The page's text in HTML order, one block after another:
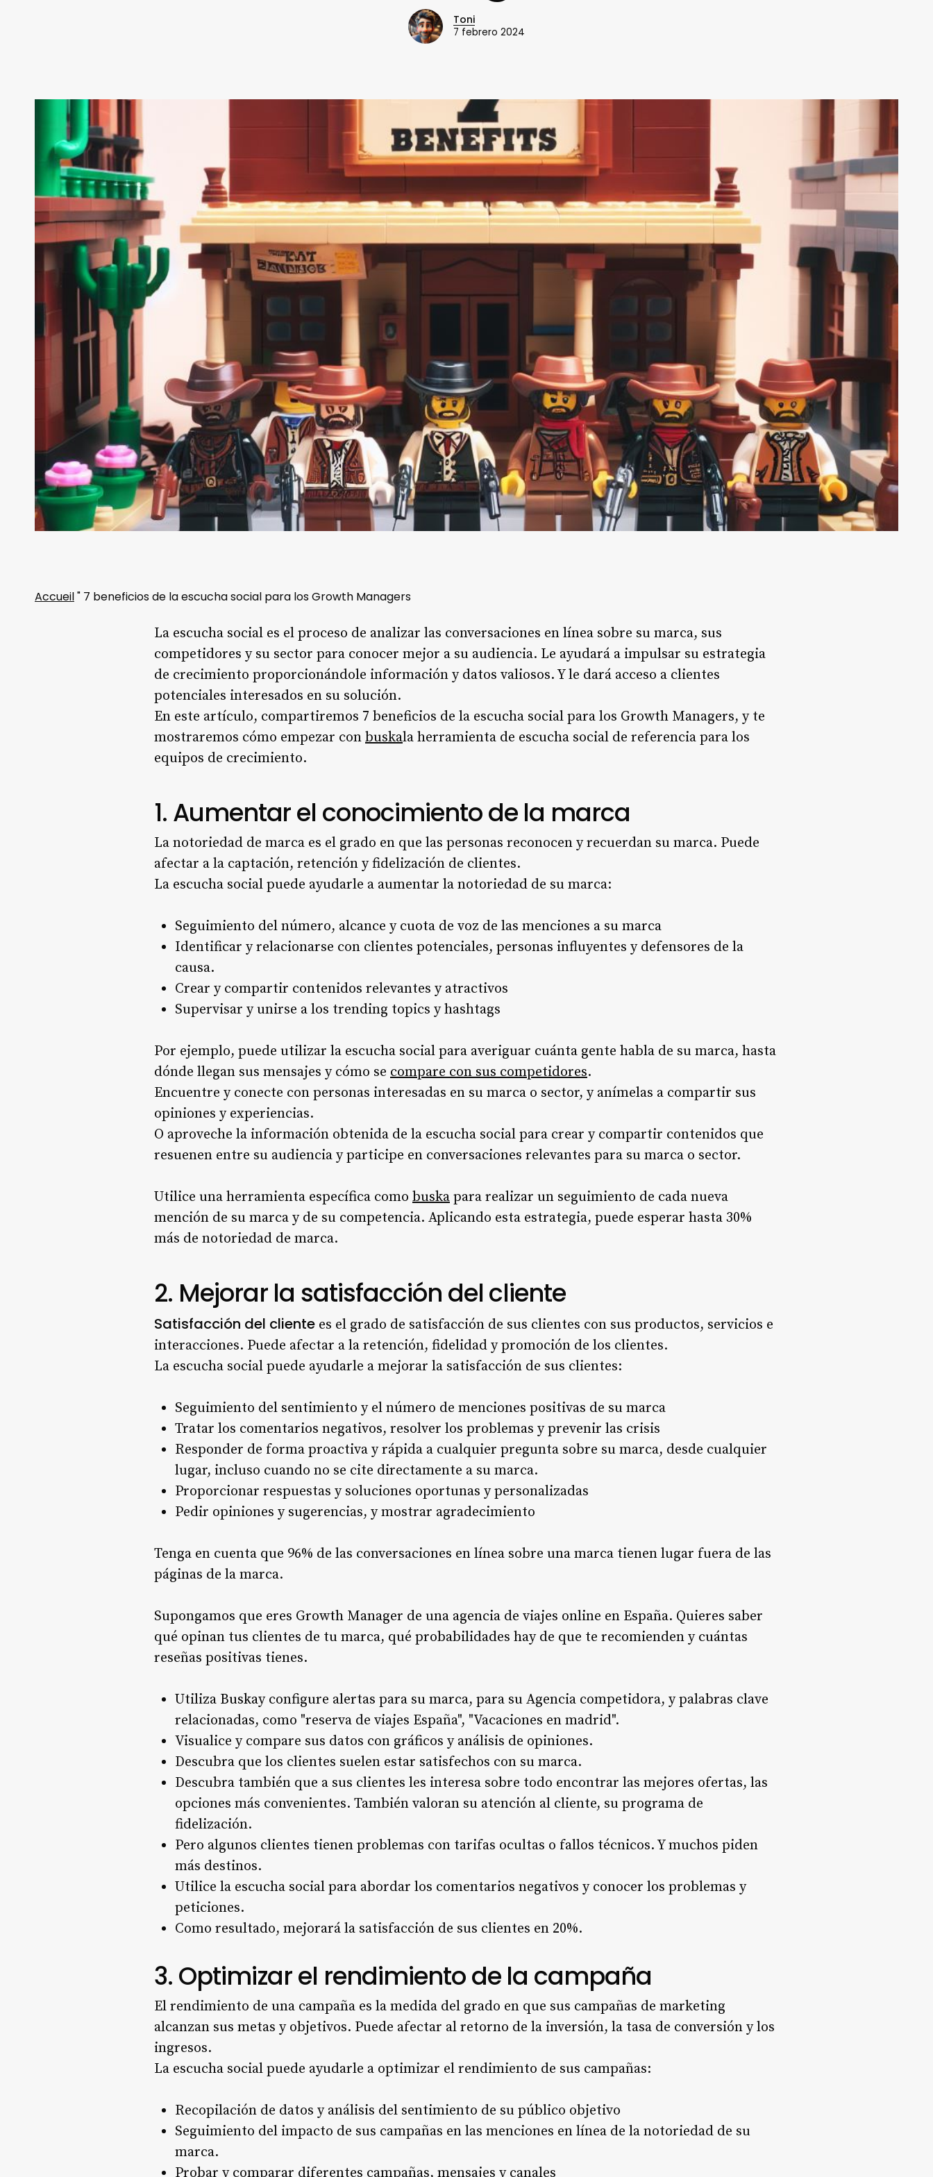
Toni
7 febrero 2024
Accueil" 7 beneficios de la escucha social para los Growth Managers
La escucha social es el proceso de analizar las conversaciones en línea sobre su marca, sus
competidores y su sector para conocer mejor a su audiencia. Le ayudará a impulsar su estrategia
de crecimiento proporcionándole información y datos valiosos. Y le dará acceso a clientes
potenciales interesados en su solución.
En este artículo, compartiremos 7 beneficios de la escucha social para los Growth Managers, y te
mostraremos cómo empezar con buskala herramienta de escucha social de referencia para los
equipos de crecimiento.
1. Aumentar el conocimiento de la marca
La notoriedad de marca es el grado en que las personas reconocen y recuerdan su marca. Puede
afectar a la captación, retención y fidelización de clientes.
La escucha social puede ayudarle a aumentar la notoriedad de su marca:
Seguimiento del número, alcance y cuota de voz de las menciones a su marca
Identificar y relacionarse con clientes potenciales, personas influyentes y defensores de la
causa.
Crear y compartir contenidos relevantes y atractivos
Supervisar y unirse a los trending topics y hashtags
Por ejemplo, puede utilizar la escucha social para averiguar cuánta gente habla de su marca, hasta
dónde llegan sus mensajes y cómo se compare con sus competidores.
Encuentre y conecte con personas interesadas en su marca o sector, y anímelas a compartir sus
opiniones y experiencias.
O aproveche la información obtenida de la escucha social para crear y compartir contenidos que
resuenen entre su audiencia y participe en conversaciones relevantes para su marca o sector.
Utilice una herramienta específica como buska para realizar un seguimiento de cada nueva
mención de su marca y de su competencia. Aplicando esta estrategia, puede esperar hasta 30%
más de notoriedad de marca.
2. Mejorar la satisfacción del cliente
Satisfacción del cliente es el grado de satisfacción de sus clientes con sus productos, servicios e
interacciones. Puede afectar a la retención, fidelidad y promoción de los clientes.
La escucha social puede ayudarle a mejorar la satisfacción de sus clientes:
Seguimiento del sentimiento y el número de menciones positivas de su marca
Tratar los comentarios negativos, resolver los problemas y prevenir las crisis
Responder de forma proactiva y rápida a cualquier pregunta sobre su marca, desde cualquier
lugar, incluso cuando no se cite directamente a su marca.
Proporcionar respuestas y soluciones oportunas y personalizadas
Pedir opiniones y sugerencias, y mostrar agradecimiento
Tenga en cuenta que 96% de las conversaciones en línea sobre una marca tienen lugar fuera de las
páginas de la marca.
Supongamos que eres Growth Manager de una agencia de viajes online en España. Quieres saber
qué opinan tus clientes de tu marca, qué probabilidades hay de que te recomienden y cuántas
reseñas positivas tienes.
Utiliza Buskay configure alertas para su marca, para su Agencia competidora, y palabras clave
relacionadas, como "reserva de viajes España", "Vacaciones en madrid".
Visualice y compare sus datos con gráficos y análisis de opiniones.
Descubra que los clientes suelen estar satisfechos con su marca.
Descubra también que a sus clientes les interesa sobre todo encontrar las mejores ofertas, las
opciones más convenientes. También valoran su atención al cliente, su programa de
fidelización.
Pero algunos clientes tienen problemas con tarifas ocultas o fallos técnicos. Y muchos piden
más destinos.
Utilice la escucha social para abordar los comentarios negativos y conocer los problemas y
peticiones.
Como resultado, mejorará la satisfacción de sus clientes en 20%.
3. Optimizar el rendimiento de la campaña
El rendimiento de una campaña es la medida del grado en que sus campañas de marketing
alcanzan sus metas y objetivos. Puede afectar al retorno de la inversión, la tasa de conversión y los
ingresos.
La escucha social puede ayudarle a optimizar el rendimiento de sus campañas:
Recopilación de datos y análisis del sentimiento de su público objetivo
Seguimiento del impacto de sus campañas en las menciones en línea de la notoriedad de su
marca.
Probar y comparar diferentes campañas, mensajes y canales